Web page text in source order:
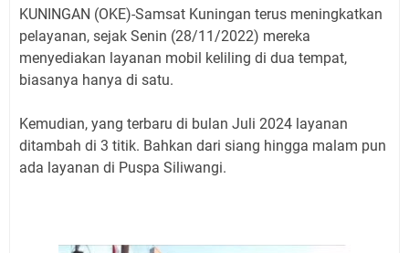
KUNINGAN (OKE)-Samsat Kuningan terus meningkatkan
pelayanan, sejak Senin (28/11/2022) mereka
menyediakan layanan mobil keliling di dua tempat,
biasanya hanya di satu.
Kemudian, yang terbaru di bulan Juli 2024 layanan
ditambah di 3 titik. Bahkan dari siang hingga malam pun
ada layanan di Puspa Siliwangi.